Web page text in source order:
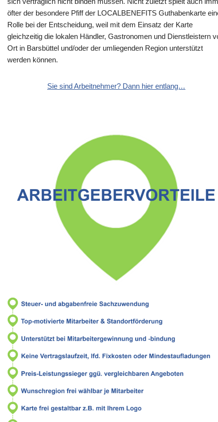
öfter der besondere Pfiff der LOCALBENEFITS Guthabenkarte
Rolle bei der Entscheidung, weil mit dem Einsatz der Karte
gleichzeitig die lokalen Händler, Gastronomen und Dienstleistern
Ort in Barsbüttel und/oder der umliegenden Region unterstützt
werden können.
Sie sind Arbeitnehmer? Dann hier entlang…